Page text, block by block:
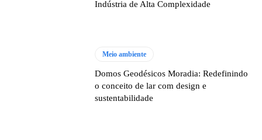
Indústria de Alta Complexidade
Meio ambiente
Domos Geodésicos Moradia: Redefinindo
o conceito de lar com design e
sustentabilidade